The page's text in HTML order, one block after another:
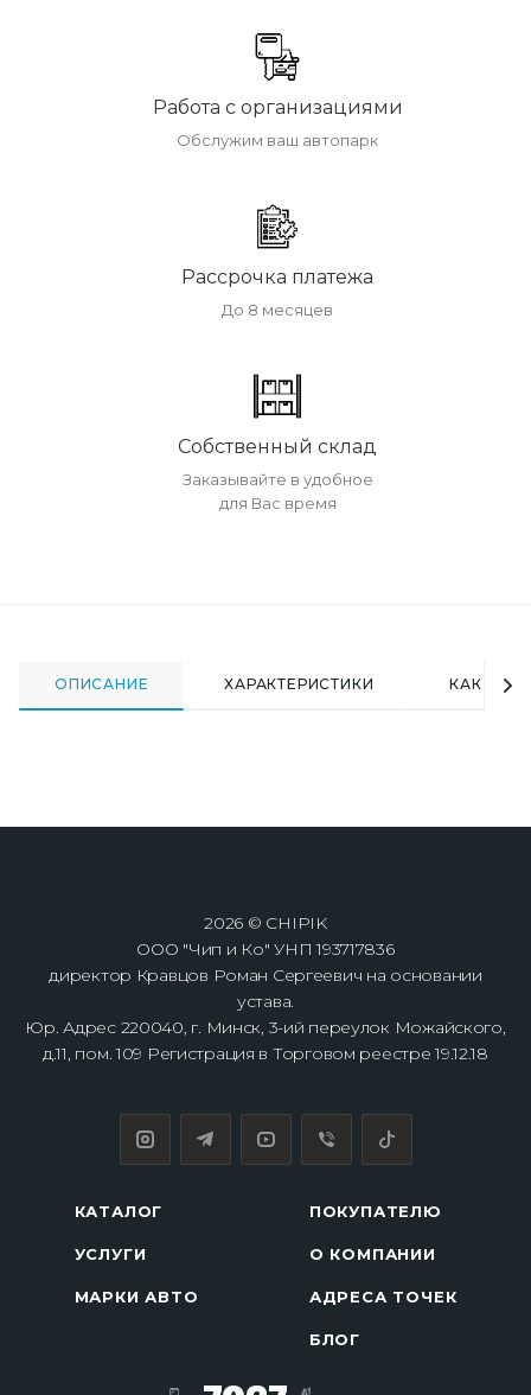
Работа с организациями
Обслужим ваш автопарк
Рассрочка платежа
До 8 месяцев
Собственный склад
Заказывайте в удобное
для Вас время
ОПИСАНИЕ ХАРАКТЕРИСТИКИ КАК
2026 © CHIPIK
ООО "Чип и Ко" УНП 193717836
директор Кравцов Роман Сергеевич на основании
устава.
Юр. Адрес 220040, г. Минск, 3-ий переулок Можайского,
д.11, пом. 109 Регистрация в Торговом реестре 19.12.18
КАТАЛОГ
УСЛУГИ
МАРКИ АВТО
ПОКУПАТЕЛЮ
О КОМПАНИИ
АДРЕСА ТОЧЕК
БЛОГ